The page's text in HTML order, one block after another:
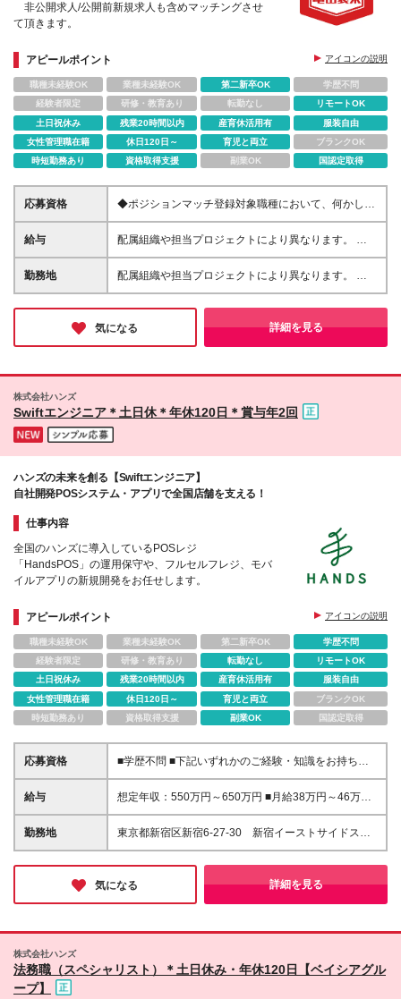
非公開求人/公開前新規求人も含めマッチングさせ
て頂きます。
アピールポイント アイコンの説明
職種未経験OK 業種未経験OK 第二新卒OK
学歴不問
経験者限定
研修・教育あり 転勤なし
リモートOK
土日祝休み
残業20時間以内 産育休活用有
服装自由
女性管理職在籍
休日120日～ 育児と両立
ブランクOK
時短勤務あり
資格取得支援 副業OK 国認定取得
応募資格
◆ポジションマッチ登録対象職種において、何かしら
の知識・経験を有する方
給与
配属組織や担当プロジェクトにより異なります。 想
定年収：450万円～1100万円 ※ご経験やスキルに応じ
て決定します。 ※上記想定年収はあくまでも目安の金
勤務地
配属組織や担当プロジェクトにより異なります。 ◆
新潟本社 新潟県新潟市江南区亀田工業団地3丁目1番1
号 ◆東京オフィス 東京都中央区入船3丁目3番8号
ヒューリック築地イーストビル 東京オフィス (変更の
気になる 詳細を見る
株式会社ハンズ
Swiftエンジニア＊土日休＊年休120日＊賞与年2回
ハンズの未来を創る【Swiftエンジニア】
自社開発POSシステム・アプリで全国店舗を支える！
仕事内容
全国のハンズに導入しているPOSレジ
「HandsPOS」の運用保守や、フルセルフレジ、モバ
イルアプリの新規開発をお任せします。
アピールポイント アイコンの説明
職種未経験OK 業種未経験OK 第二新卒OK
学歴不問
経験者限定
研修・教育あり 転勤なし
リモートOK
土日祝休み
残業20時間以内 産育休活用有
服装自由
女性管理職在籍
休日120日～ 育児と両立
ブランクOK
時短勤務あり
資格取得支援 副業OK 国認定取得
応募資格
■学歴不問 ■下記いずれかのご経験・知識をお持ちの
方 ・モバイルアプリの開発経験（設計～実装まで一
連の経験があると可） ・既存システムとの連携する
給与
想定年収：550万円～650万円 ■月給38万円～46万円
＋賞与：年2回（6月／12月支給）※業績連動 ※現年
収を考慮し、弊社規定により決定いたします。 ※想定
期間3ヶ月間の待遇・給与・福利厚生の差異はありま
せん。 ※みなし残業なし。残業代は全額別途支給いた
勤務地
東京都新宿区新宿6-27-30 新宿イーストサイドスク
エアWest3階 (変更の範囲)上記を除く当社関連勤務地
気になる 詳細を見る
株式会社ハンズ
法務職（スペシャリスト）＊土日休み・年休120日【ベイシアグル
ープ】